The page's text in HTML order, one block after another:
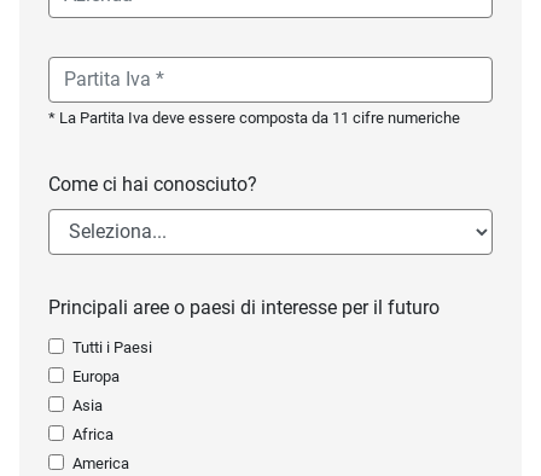
* La Partita Iva deve essere composta da 11 cifre numeriche
Come ci hai conosciuto?
Principali aree o paesi di interesse per il futuro
Tutti i Paesi
Europa
Asia
Africa
America